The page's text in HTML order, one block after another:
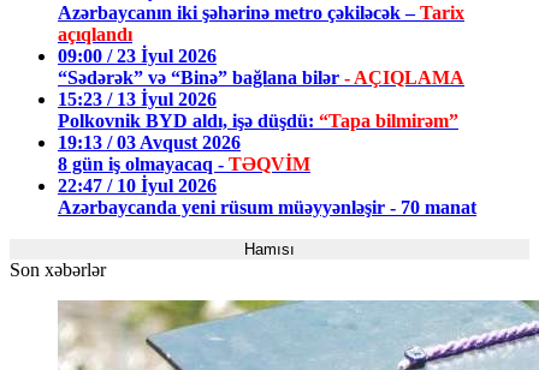
Azərbaycanın iki şəhərinə metro çəkiləcək –Tarix
açıqlandı
09:00 / 23 İyul 2026
“Sədərək” və “Binə” bağlana bilər - AÇIQLAMA
15:23 / 13 İyul 2026
Polkovnik BYD aldı, işə düşdü: “Tapa bilmirəm”
19:13 / 03 Avqust 2026
8 gün iş olmayacaq - TƏQVİM
22:47 / 10 İyul 2026
Azərbaycanda yeni rüsum müəyyənləşir - 70 manat
Hamısı
Son xəbərlər